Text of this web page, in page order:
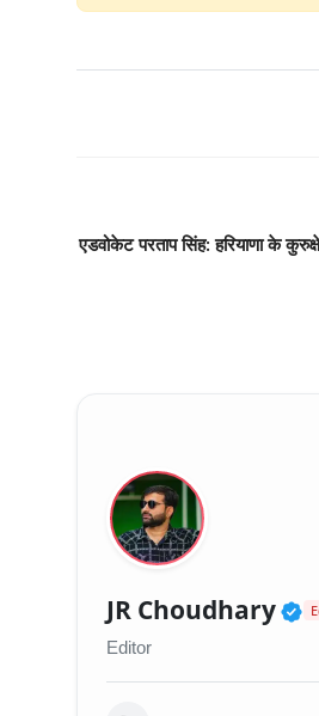
एडवोकेट परताप सिंह: हरियाणा के
JR Choudhary
Editor